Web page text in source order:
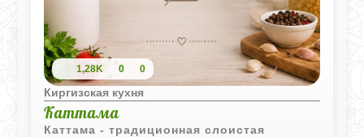
1,28K 0 0
Киргизская кухня
Каттама
Каттама - традиционная слоистая